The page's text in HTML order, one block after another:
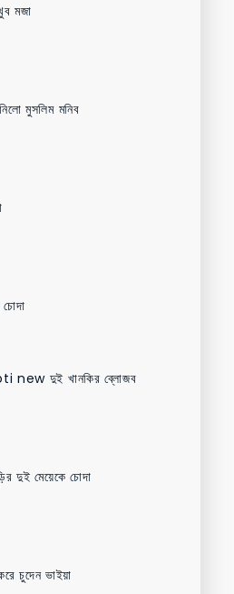
মজা
মুসলিম মনিব
দুই খানকির ব্লোজব
দুই মেয়েকে চোদা
চুদেন ভাইয়া